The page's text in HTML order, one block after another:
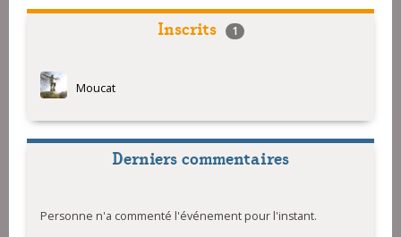
Inscrits 1
Moucat
Derniers commentaires
Personne n'a commenté l'événement pour l'instant.